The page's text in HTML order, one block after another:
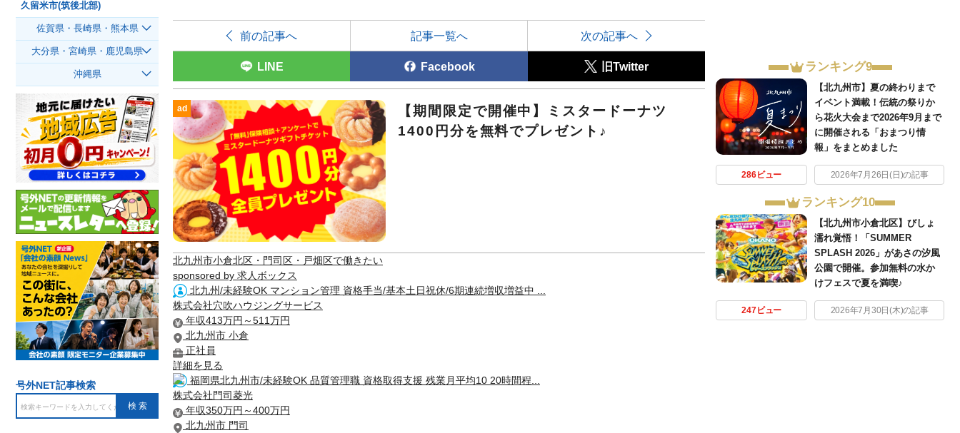
前の記事へ 記事一覧へ 次の記事へ
LINE Facebook 旧Twitter
ad
【期間限定で開催中】ミスタードーナツ
1400円分を無料でプレゼント♪
北九州市小倉北区・門司区・戸畑区で働きたい
sponsored by 求人ボックス
北九州/未経験OK マンション管理 資格手当/基本土日祝休/6期連続増収増益中 ...
株式会社穴吹ハウジングサービス
年収413万円～511万円
北九州市 小倉
正社員
詳細を見る
福岡県北九州市/未経験OK 品質管理職 資格取得支援 残業月平均10 20時間程...
株式会社門司菱光
年収350万円～400万円
北九州市 門司
ランキング9
【北九州市】夏の終わりまで
イベント満載！伝統の祭りか
ら花火大会まで2026年9月まで
に開催される「おまつり情
報」をまとめました
286ビュー 2026年7月26日(日)の記事
ランキング10
【北九州市小倉北区】びしょ
濡れ覚悟！「SUMMER
SPLASH 2026」があさの汐風
公園で開催。参加無料の水か
けフェスで夏を満喫♪
247ビュー 2026年7月30日(木)の記事
久留米市(筑後北部)
佐賀県・長崎県・熊本県
大分県・宮崎県・鹿児島県
沖縄県
号外NET記事検索